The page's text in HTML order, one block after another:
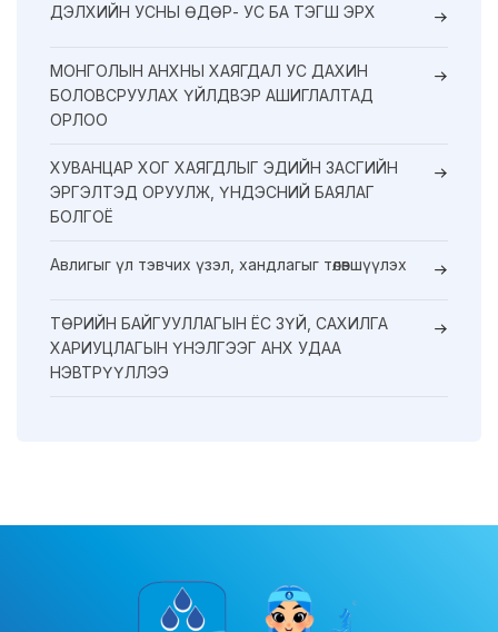
ДЭЛХИЙН УСНЫ ӨДӨР- УС БА ТЭГШ ЭРХ
МОНГОЛЫН АНХНЫ ХАЯГДАЛ УС ДАХИН
БОЛОВСРУУЛАХ ҮЙЛДВЭР АШИГЛАЛТАД
ОРЛОО
ХУВАНЦАР ХОГ ХАЯГДЛЫГ ЭДИЙН ЗАСГИЙН
ЭРГЭЛТЭД ОРУУЛЖ, ҮНДЭСНИЙ БАЯЛАГ
БОЛГОЁ
Авлигыг үл тэвчих үзэл, хандлагыг төлөвшүүлэх
ТӨРИЙН БАЙГУУЛЛАГЫН ЁС ЗҮЙ, САХИЛГА
ХАРИУЦЛАГЫН ҮНЭЛГЭЭГ АНХ УДАА
НЭВТРҮҮЛЛЭЭ